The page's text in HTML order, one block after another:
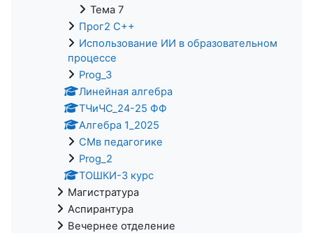
Тема 7
Прог2 С++
Использование ИИ в образовательном
процессе
Prog_3
Линейная алгебра
ТЧиЧС_24-25 ФФ
Алгебра 1_2025
СМв педагогике
Prog_2
ТОШКИ-3 курс
Магистратура
Аспирантура
Вечернее отделение